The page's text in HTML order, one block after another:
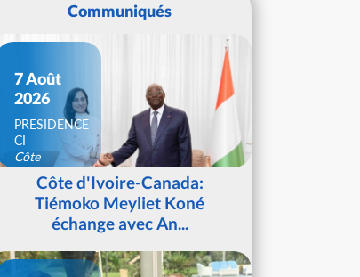
Communiqués
7 Août
2026
PRESIDENCE
CI
Côte
d'IvoireCôte d'Ivoire-Canada:
Tiémoko Meyliet Koné
échange avec An...